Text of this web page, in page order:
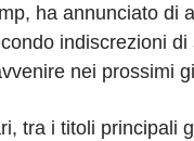
ha annunciato di
indiscrezioni di
nei prossimi
tra i titoli principali